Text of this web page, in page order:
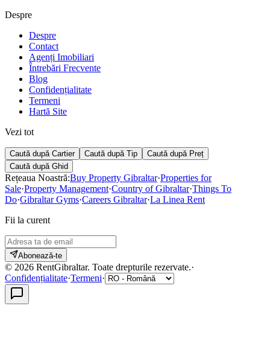
Despre
Despre
Contact
Agenți Imobiliari
Întrebări Frecvente
Blog
Confidențialitate
Termeni
Hartă Site
Vezi tot
Caută după Cartier Caută după Tip
Caută după Preț
Caută după Ghid
Rețeaua Noastră:Buy Property Gibraltar·Properties for
Sale·Property Management·Country of Gibraltar·Things To
Do·Gibraltar Gyms·Careers Gibraltar·La Linea Rent
Fii la curent
Abonează-te
© 2026 RentGibraltar. Toate drepturile rezervate.·
Confidențialitate·Termeni·